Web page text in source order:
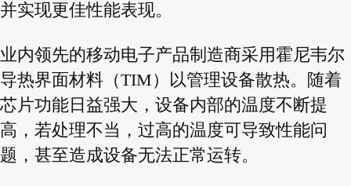
并实现更佳性能表现。
业内领先的移动电子产品制造商采用霍尼韦尔
导热界面材料（TIM）以管理设备散热。随着
芯片功能日益强大，设备内部的温度不断提
高，若处理不当，过高的温度可导致性能问
题，甚至造成设备无法正常运转。